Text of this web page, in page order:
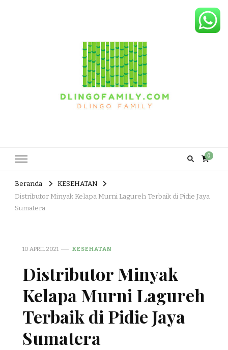
0
Beranda
KESEHATAN
Distributor Minyak Kelapa Murni Lagureh Terbaik di Pidie Jaya
Sumatera
10 APRIL 2021 KESEHATAN
Distributor Minyak
Kelapa Murni Lagureh
Terbaik di Pidie Jaya
Sumatera